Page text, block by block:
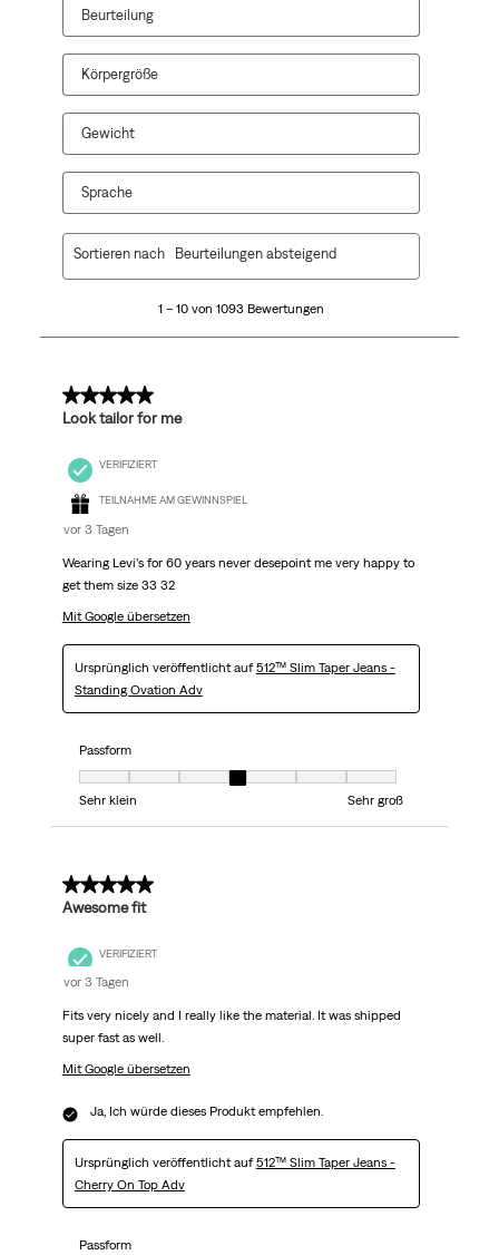
Beurteilung
Körpergröße
Gewicht
Sprache
1093
1 – 10 von 1093 Bewertungen
Sortieren nach Beurteilungen absteigend
5 von 5 Sternen.
Look tailor for me
VERIFIZIERT
TEILNAHME AM GEWINNSPIEL
vor 3 Tagen
Wearing Levi’s for 60 years never desepoint me very happy to
get them size 33 32
Mit Google übersetzen
Ursprünglich veröffentlicht auf512™ Slim Taper Jeans -
Standing Ovation Adv
Passform
Passform, 4 von 7, wobei 1 gleich Sehr klein ist und 7 gleich Sehr groß
Sehr klein
Sehr groß
5 von 5 Sternen.
Awesome fit
VERIFIZIERT
vor 3 Tagen
Fits very nicely and I really like the material. It was shipped
super fast as well.
Mit Google übersetzen
Ja, Ich würde dieses Produkt empfehlen.
Ursprünglich veröffentlicht auf512™ Slim Taper Jeans -
Cherry On Top Adv
Passform